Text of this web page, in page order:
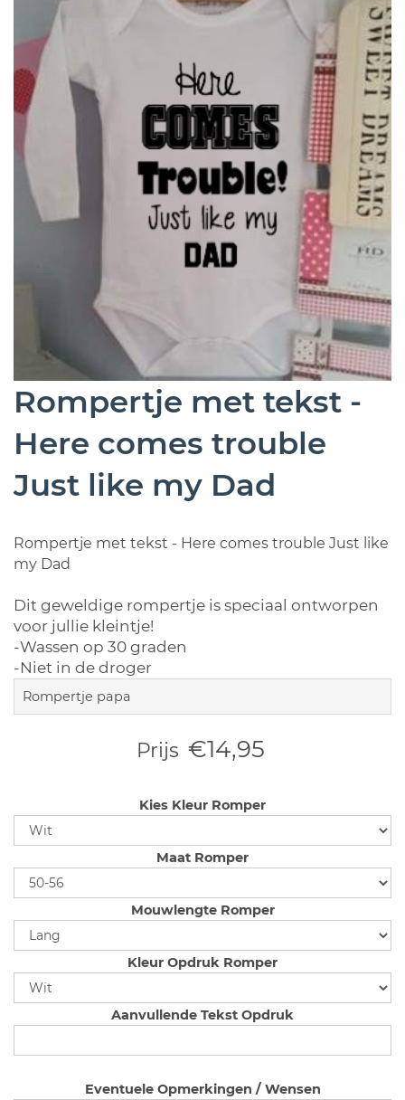
Rompertje met tekst -
Here comes trouble
Just like my Dad
Rompertje met tekst - Here comes trouble Just like
my Dad
Dit geweldige rompertje is speciaal ontworpen
voor jullie kleintje!
-Wassen op 30 graden
-Niet in de droger
Rompertje papa
Prijs €14,95
Kies Kleur Romper
Maat Romper
Mouwlengte Romper
Kleur Opdruk Romper
Aanvullende Tekst Opdruk
Eventuele Opmerkingen / Wensen